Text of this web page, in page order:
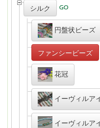
シルク
円盤状ビーズ
ファンシービーズ
花冠
イーヴィルア
イーヴィルア